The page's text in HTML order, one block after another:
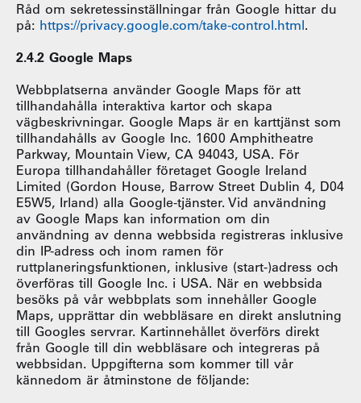
Råd om sekretessinställningar från Google hittar du
på: https://privacy.google.com/take-control.html.
2.4.2 Google Maps
Webbplatserna använder Google Maps för att
tillhandahålla interaktiva kartor och skapa
vägbeskrivningar. Google Maps är en karttjänst som
tillhandahålls av Google Inc. 1600 Amphitheatre
Parkway, Mountain View, CA 94043, USA. För
Europa tillhandahåller företaget Google Ireland
Limited (Gordon House, Barrow Street Dublin 4, D04
E5W5, Irland) alla Google-tjänster. Vid användning
av Google Maps kan information om din
användning av denna webbsida registreras inklusive
din IP-adress och inom ramen för
ruttplaneringsfunktionen, inklusive (start-)adress och
överföras till Google Inc. i USA. När en webbsida
besöks på vår webbplats som innehåller Google
Maps, upprättar din webbläsare en direkt anslutning
till Googles servrar. Kartinnehållet överförs direkt
från Google till din webbläsare och integreras på
webbsidan. Uppgifterna som kommer till vår
kännedom är åtminstone de följande: